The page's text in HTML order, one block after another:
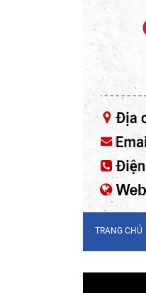
TRANG CHỦ